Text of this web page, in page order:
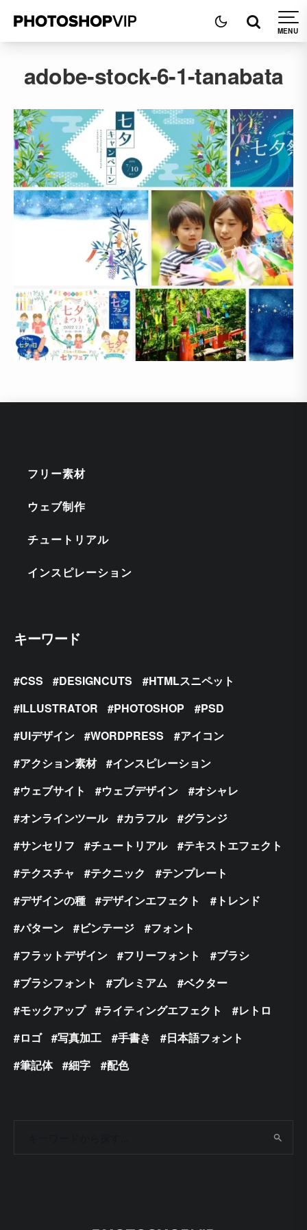
adobe-stock-6-1-tanabata
フリー素材
ウェブ制作
チュートリアル
インスピレーション
キーワード
CSS DESIGNCUTS
HTMLスニペット
ILLUSTRATOR
PHOTOSHOP
PSD
UIデザイン
WORDPRESS
アイコン
アクション素材
インスピレーション
ウェブサイト
ウェブデザイン
オシャレ
オンラインツール
カラフル
グランジ
サンセリフ
チュートリアル
テキストエフェクト
テクスチャ
テクニック
テンプレート
デザインの種
デザインエフェクト
トレンド
パターン
ビンテージ
フォント
フラットデザイン
フリーフォント
ブラシ
ブラシフォント
プレミアム
ベクター
モックアップ
ライティングエフェクト
レトロ
ロゴ
写真加工 手書き
日本語フォント
筆記体
細字 配色